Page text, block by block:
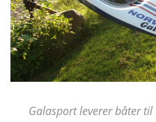
Galasport leverer båter